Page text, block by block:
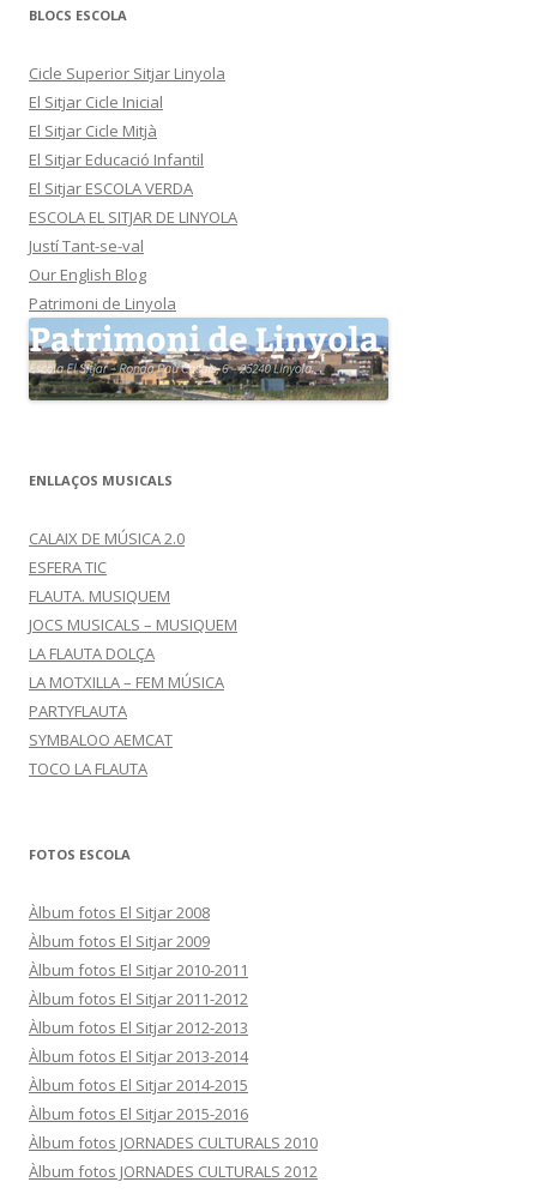
BLOCS ESCOLA
Cicle Superior Sitjar Linyola
El Sitjar Cicle Inicial
El Sitjar Cicle Mitjà
El Sitjar Educació Infantil
El Sitjar ESCOLA VERDA
ESCOLA EL SITJAR DE LINYOLA
Justí Tant-se-val
Our English Blog
Patrimoni de Linyola
ENLLAÇOS MUSICALS
CALAIX DE MÚSICA 2.0
ESFERA TIC
FLAUTA. MUSIQUEM
JOCS MUSICALS – MUSIQUEM
LA FLAUTA DOLÇA
LA MOTXILLA – FEM MÚSICA
PARTYFLAUTA
SYMBALOO AEMCAT
TOCO LA FLAUTA
FOTOS ESCOLA
Àlbum fotos El Sitjar 2008
Àlbum fotos El Sitjar 2009
Àlbum fotos El Sitjar 2010-2011
Àlbum fotos El Sitjar 2011-2012
Àlbum fotos El Sitjar 2012-2013
Àlbum fotos El Sitjar 2013-2014
Àlbum fotos El Sitjar 2014-2015
Àlbum fotos El Sitjar 2015-2016
Àlbum fotos JORNADES CULTURALS 2010
Àlbum fotos JORNADES CULTURALS 2012